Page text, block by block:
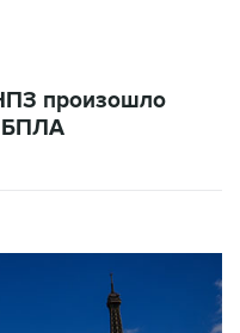
произошло
БПЛА